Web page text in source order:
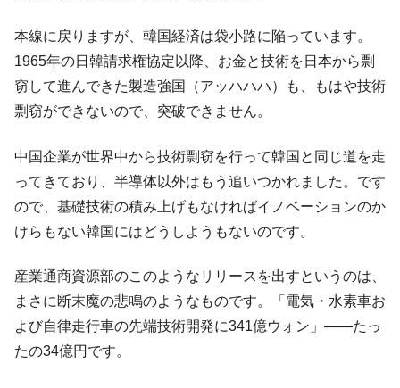
本線に戻りますが、韓国経済は袋小路に陥っています。
1965年の日韓請求権協定以降、お金と技術を日本から剽
窃して進んできた製造強国（アッハハハ）も、もはや技術
剽窃ができないので、突破できません。
中国企業が世界中から技術剽窃を行って韓国と同じ道を走
ってきており、半導体以外はもう追いつかれました。です
ので、基礎技術の積み上げもなければイノベーションのか
けらもない韓国にはどうしようもないのです。
産業通商資源部のこのようなリリースを出すというのは、
まさに断末魔の悲鳴のようなものです。「電気・水素車お
よび自律走行車の先端技術開発に341億ウォン」――たっ
たの34億円です。